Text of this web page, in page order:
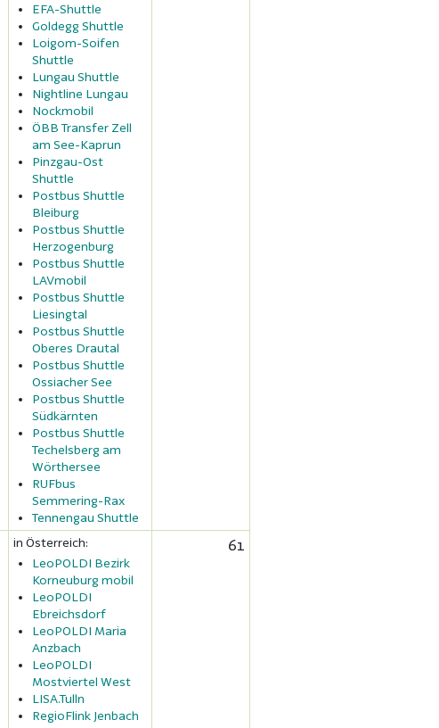
EFA-Shuttle
Goldegg Shuttle
Loigom-Soifen
Shuttle
Lungau Shuttle
Nightline Lungau
Nockmobil
ÖBB Transfer Zell
am See-Kaprun
Pinzgau-Ost
Shuttle
Postbus Shuttle
Bleiburg
Postbus Shuttle
Herzogenburg
Postbus Shuttle
LAVmobil
Postbus Shuttle
Liesingtal
Postbus Shuttle
Oberes Drautal
Postbus Shuttle
Ossiacher See
Postbus Shuttle
Südkärnten
Postbus Shuttle
Techelsberg am
Wörthersee
RUFbus
Semmering-Rax
Tennengau Shuttle
in Österreich:
LeoPOLDI Bezirk
Korneuburg mobil
LeoPOLDI
Ebreichsdorf
LeoPOLDI Maria
Anzbach
LeoPOLDI
Mostviertel West
LISA.Tulln
RegioFlink Jenbach
61